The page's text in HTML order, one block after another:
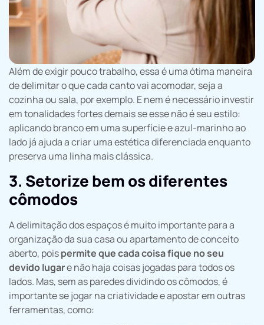
Além de exigir pouco trabalho, essa é uma ótima maneira
de delimitar o que cada canto vai acomodar, seja a
cozinha ou sala, por exemplo. E nem é necessário investir
em tonalidades fortes demais se esse não é seu estilo:
aplicando branco em uma superfície e azul-marinho ao
lado já ajuda a criar uma estética diferenciada enquanto
preserva uma linha mais clássica.
3. Setorize bem os diferentes
cômodos
A delimitação dos espaços é muito importante para a
organização da sua casa ou apartamento de conceito
aberto, poispermite que cada coisa fique no seu
devido lugare não haja coisas jogadas para todos os
lados. Mas, sem as paredes dividindo os cômodos, é
importante se jogar na criatividade e apostar em outras
ferramentas, como: